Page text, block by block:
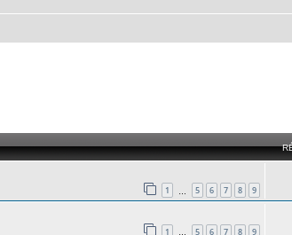
1 5 6 7 8 9
1 … 5 6 7 8 9